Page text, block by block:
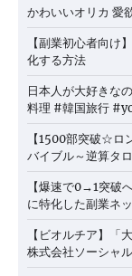
かわいいオリカ 愛
【副業初心者向
化する方法
日本人が大好きな
料理 #韓国旅行
【1500部突破☆ロ
バイブル～逆算タ
【爆速で0→1突破
に特化した副業ネ
【ビオルチア】「
株式会社ソーシャ